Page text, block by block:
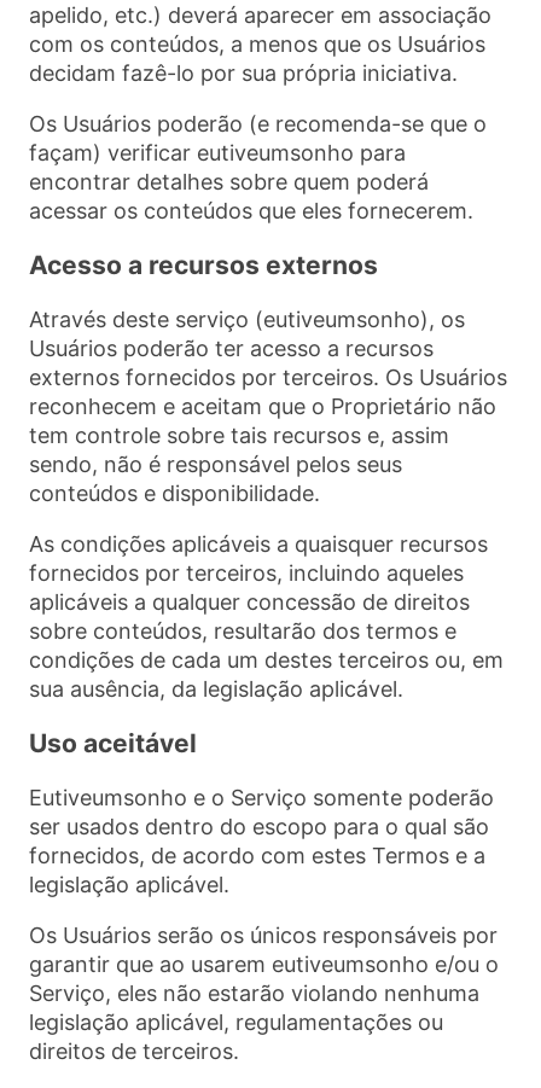
apelido, etc.) deverá aparecer em associação
com os conteúdos, a menos que os Usuários
decidam fazê-lo por sua própria iniciativa.
Os Usuários poderão (e recomenda-se que o
façam) verificar eutiveumsonho para
encontrar detalhes sobre quem poderá
acessar os conteúdos que eles fornecerem.
Acesso a recursos externos
Através deste serviço (eutiveumsonho), os
Usuários poderão ter acesso a recursos
externos fornecidos por terceiros. Os Usuários
reconhecem e aceitam que o Proprietário não
tem controle sobre tais recursos e, assim
sendo, não é responsável pelos seus
conteúdos e disponibilidade.
As condições aplicáveis a quaisquer recursos
fornecidos por terceiros, incluindo aqueles
aplicáveis a qualquer concessão de direitos
sobre conteúdos, resultarão dos termos e
condições de cada um destes terceiros ou, em
sua ausência, da legislação aplicável.
Uso aceitável
Eutiveumsonho e o Serviço somente poderão
ser usados dentro do escopo para o qual são
fornecidos, de acordo com estes Termos e a
legislação aplicável.
Os Usuários serão os únicos responsáveis por
garantir que ao usarem eutiveumsonho e/ou o
Serviço, eles não estarão violando nenhuma
legislação aplicável, regulamentações ou
direitos de terceiros.